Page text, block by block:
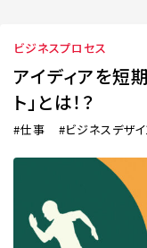
ビジネスプロセス
アイディアを短
ト」とは！？
仕事 ビジネスデザイ